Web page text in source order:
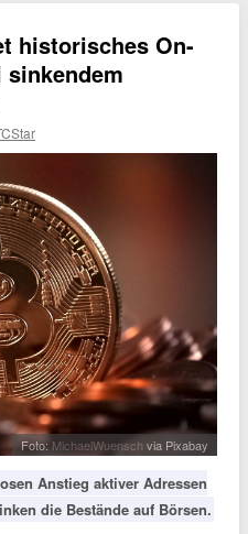
historisches On-
sinkendem
Foto: MichaelWuensch via Pixabay
Anstieg aktiver Adressen
die Bestände auf Börsen.